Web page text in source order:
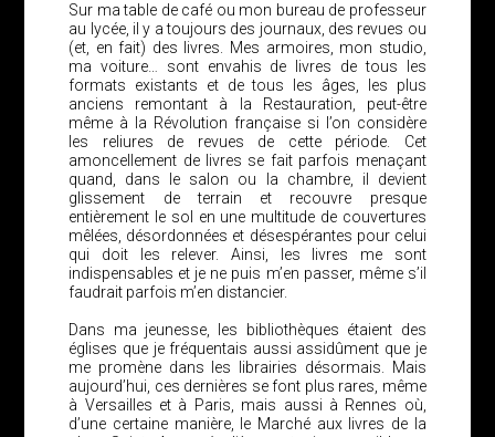
Sur ma table de café ou mon bureau de professeur
au lycée, il y a toujours des journaux, des revues ou
(et, en fait) des livres. Mes armoires, mon studio,
ma voiture… sont envahis de livres de tous les
formats existants et de tous les âges, les plus
anciens remontant à la Restauration, peut-être
même à la Révolution française si l’on considère
les reliures de revues de cette période. Cet
amoncellement de livres se fait parfois menaçant
quand, dans le salon ou la chambre, il devient
glissement de terrain et recouvre presque
entièrement le sol en une multitude de couvertures
mêlées, désordonnées et désespérantes pour celui
qui doit les relever. Ainsi, les livres me sont
indispensables et je ne puis m’en passer, même s’il
faudrait parfois m’en distancier.
Dans ma jeunesse, les bibliothèques étaient des
églises que je fréquentais aussi assidûment que je
me promène dans les librairies désormais. Mais
aujourd’hui, ces dernières se font plus rares, même
à Versailles et à Paris, mais aussi à Rennes où,
d’une certaine manière, le Marché aux livres de la